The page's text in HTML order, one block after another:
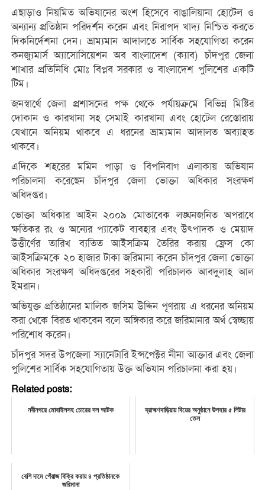
এছাড়াও নিয়মিত অভিযানের অংশ হিসেবে বাঙালিয়ানা হোটেল ও
অন্যান্য প্রতিষ্ঠান পরিদর্শন করেন এবং নিরাপদ খাদ্য নিশ্চিত করতে
দিকনির্দেশনা দেন। ভ্রাম্যমান আদালতে সার্বিক সহযোগিতা করেন
কনজ্যুমার্স অ্যাসোসিয়েশন অব বাংলাদেশ (ক্যাব) চাঁদপুর জেলা
শাখার প্রতিনিধি মোঃ বিপ্লব সরকার ও বাংলাদেশ পুলিশের একটি
টিম।
জনস্বার্থে জেলা প্রশাসনের পক্ষ থেকে পর্যায়ক্রমে বিভিন্ন মিষ্টির
দোকান ও কারখানা সহ সেমাই কারখানা এবং হোটেল রেস্তোরায়
যেখানে অনিয়ম থাকবে এ ধরনের ভ্রাম্যমান আদালত অব্যাহত
থাকবে।
এদিকে শহরের মমিন পাড়া ও বিপনিবাগ এলাকায় অভিযান
পরিচালনা করেছেন চাঁদপুর জেলা ভোক্তা অধিকার সংরক্ষণ
অধিদপ্তর।
ভোক্তা অধিকার আইন ২০০৯ মোতাবেক লঙ্ঘনজনিত অপরাধে
ক্ষতিকর রং ও অন্যের প্যাকেট ব্যবহার এবং উৎপাদক ও মেয়াদ
উত্তীর্ণের তারিখ ব্যতিত আইসক্রিম তৈরির করায় ফ্রেস কো
আইসক্রিমকে ২০ হাজার টাকা জরিমানা করেন চাঁদপুর জেলা ভোক্তা
অধিকার সংরক্ষণ অধিদপ্তরের সহকারী পরিচালক আবদু্লাহ আল
ইমরান।
অভিযুক্ত প্রতিষ্ঠানের মালিক জসিম উদ্দিন পূণরায় এ ধরনের অনিয়ম
করা থেকে বিরত থাকবেন বলে অঙ্গিকার করে জরিমানার অর্থ স্বেচ্ছায়
পরিশোধ করেন।
চাঁদপুর সদর উপজেলা স্যানেটারি ইন্সপেক্টর নীনা আক্তার এবং জেলা
পুলিশের সার্বিক সহযোগিতায় উক্ত অভিযান পরিচালনা করা হয়।
Related posts:
নবীনগরে মোবাইলসহ চোরের দল আটক
ব্রাহ্মণবাড়িয়ায় বিয়ের অনুষ্ঠানে উপহার ৫ লিটার
তেল
বেশি দামে পেঁয়াজ বিক্রি করায় ৪ প্রতিষ্ঠানকে
জরিমানা